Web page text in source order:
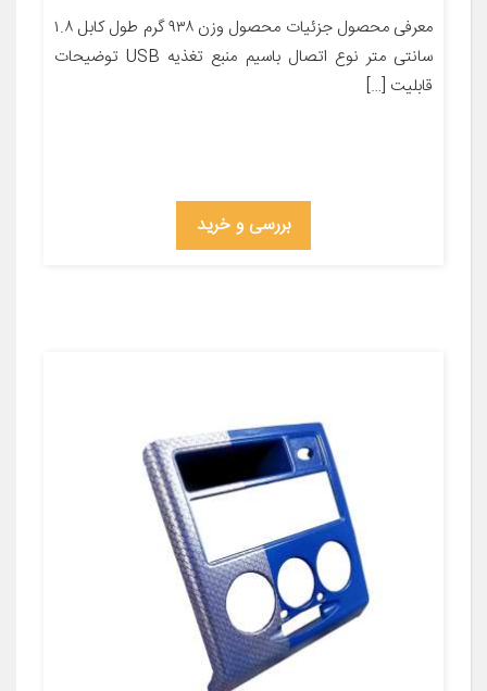
معرفی محصول جزئیات محصول وزن ۹۳۸ گرم طول کابل ۱.۸
سانتی متر نوع اتصال باسیم منبع تغذیه USB توضیحات
قابلیت […]
بررسی و خرید